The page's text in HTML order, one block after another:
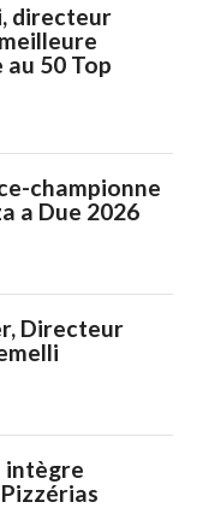
directeur
au 50 Top
championne
a Due 2026
Directeur
intègre